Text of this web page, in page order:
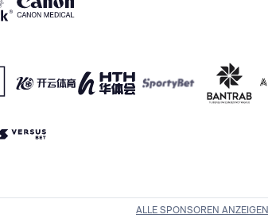
ALLE SPONSOREN ANZEIGEN